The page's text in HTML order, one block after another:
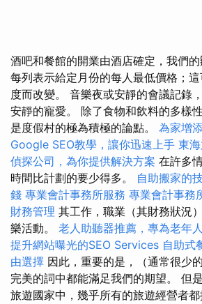
酒吧和餐館的開業由酒店確定，我們的
每列表示給定月份的每人最低價格；
度而改變。 音樂夜或安靜的會議記錄
安靜的寵愛。 除了食物和飲料的多樣
是度假村的極為積極的論點。 為家增
Google SEO教學，讓你迅速上手 東
偵探公司，為你提供解決方案 在許多
時間比計劃的要少得多。 自助搬家的
錢 專業會計事務所服務 專業會計事務
財務管理 其工作，職業（其財務狀況
樂活動。 老人助聽器推薦，專為老年
提升網站曝光的SEO Services 自助式
由選擇 因此，重要的是，（通常很少
完美的詞中都能滿足我們的期望。 但
旅遊國家中，幾乎所有的旅遊經營者